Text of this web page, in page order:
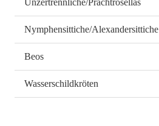
Unzertrennliche/Prachtrosellas
Nymphensittiche/Alexandersittiche
Beos
Wasserschildkröten